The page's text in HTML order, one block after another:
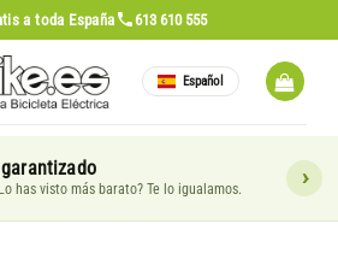
a toda España 613 610 555
Español
has visto más barato? Te lo igualamos.